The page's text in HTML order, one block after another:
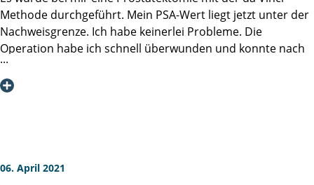
Methode durchgeführt. Mein PSA-Wert liegt jetzt unter der
Nachweisgrenze. Ich habe keinerlei Probleme. Die
Operation habe ich schnell überwunden und konnte nach
drei Wochen wieder arbeiten. Mit 58 Jahren bin ich voll
berufstätig. Durch regelmäßigen Sport habe ich ein gutes
funktionsfähig. Empfehlenswert ist das Buch von den
06. April 2021